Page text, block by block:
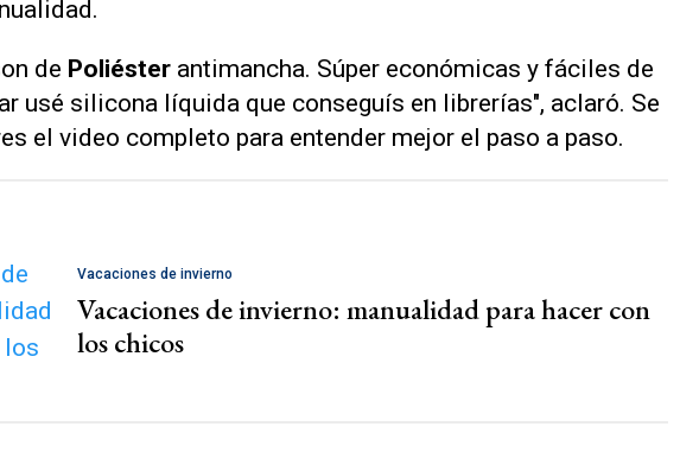
de Poliéster antimancha. Súper económicas y fáciles de
usé silicona líquida que conseguís en librerías", aclaró. Se
el video completo para entender mejor el paso a paso.
Vacaciones de invierno
Vacaciones de invierno: manualidad para hacer con
los chicos